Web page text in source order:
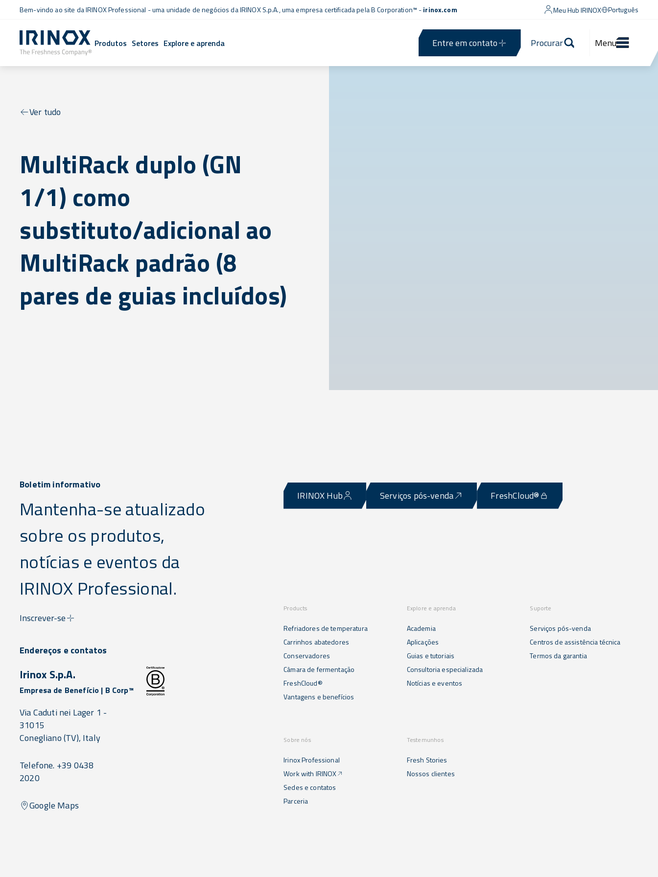
Bem-vindo ao site da IRINOX Professional - uma unidade de negócios da IRINOX S.p.A., uma empresacertificada pela B Corporation™ -irinox.com Meu Hub IRINOX Português
Produtos Setores Explore e aprenda Entre em contato Procurar Menu
Ver tudo
MultiRack duplo (GN
1/1) como
substituto/adicional ao
MultiRack padrão (8
pares de guias incluídos)
Boletim informativo
Mantenha-se atualizado
sobre os produtos,
notícias e eventos da
IRINOX Professional.
Inscrever-se
IRINOX Hub Serviços pós-venda FreshCloud®
Products
Refriadores de temperatura
Carrinhos abatedores
Conservadores
Câmara de fermentação
FreshCloud®
Vantagens e benefícios
Explore e aprenda
Academia
Aplicações
Guias e tutoriais
Consultoria especializada
Notícias e eventos
Suporte
Serviços pós-venda
Centros de assistência técnica
Termos da garantia
Sobre nós
Irinox Professional
Work with IRINOX
Sedes e contatos
Parceria
Testemunhos
Fresh Stories
Nossos clientes
Endereços e contatos
Irinox S.p.A.
Empresa de Benefício | B Corp™
Via Caduti nei Lager 1 -
31015
Conegliano(TV), Italy
Telefone. +39 0438
2020
Google Maps